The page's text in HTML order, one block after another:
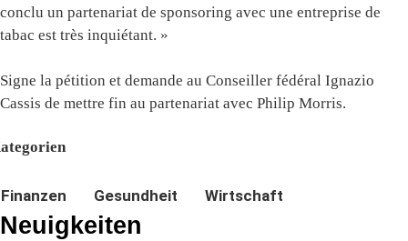
conclu un partenariat de sponsoring avec une entreprise de
tabac est très inquiétant. »
Signe la pétition et demande au Conseiller fédéral Ignazio
Cassis de mettre fin au partenariat avec Philip Morris.
Finanzen Gesundheit Wirtschaft
Neuigkeiten